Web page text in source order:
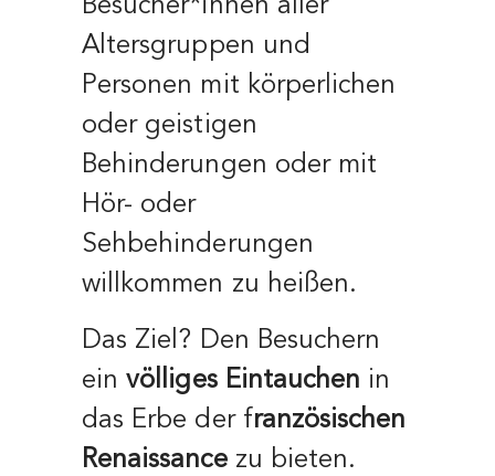
Besucher*innen aller
Altersgruppen und
Personen mit körperlichen
oder geistigen
Behinderungen oder mit
Hör- oder
Sehbehinderungen
willkommen zu heißen.
Das Ziel? Den Besuchern
einvölliges Eintauchen in
das Erbe der französischen
Renaissancezu bieten.